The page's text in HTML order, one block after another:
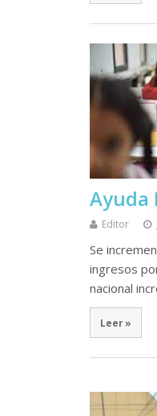
Ayuda
Editor
Se
ingresos
nacional
Leer »